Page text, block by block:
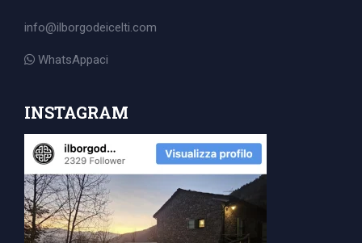
info@ilborgodeicelti.com
WhatsAppaci
INSTAGRAM